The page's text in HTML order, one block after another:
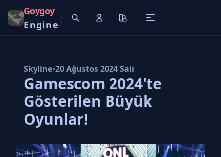
Goygoy
Engine
Skyline•20 Ağustos 2024 Salı
Gamescom 2024'te
Gösterilen Büyük
Oyunlar!